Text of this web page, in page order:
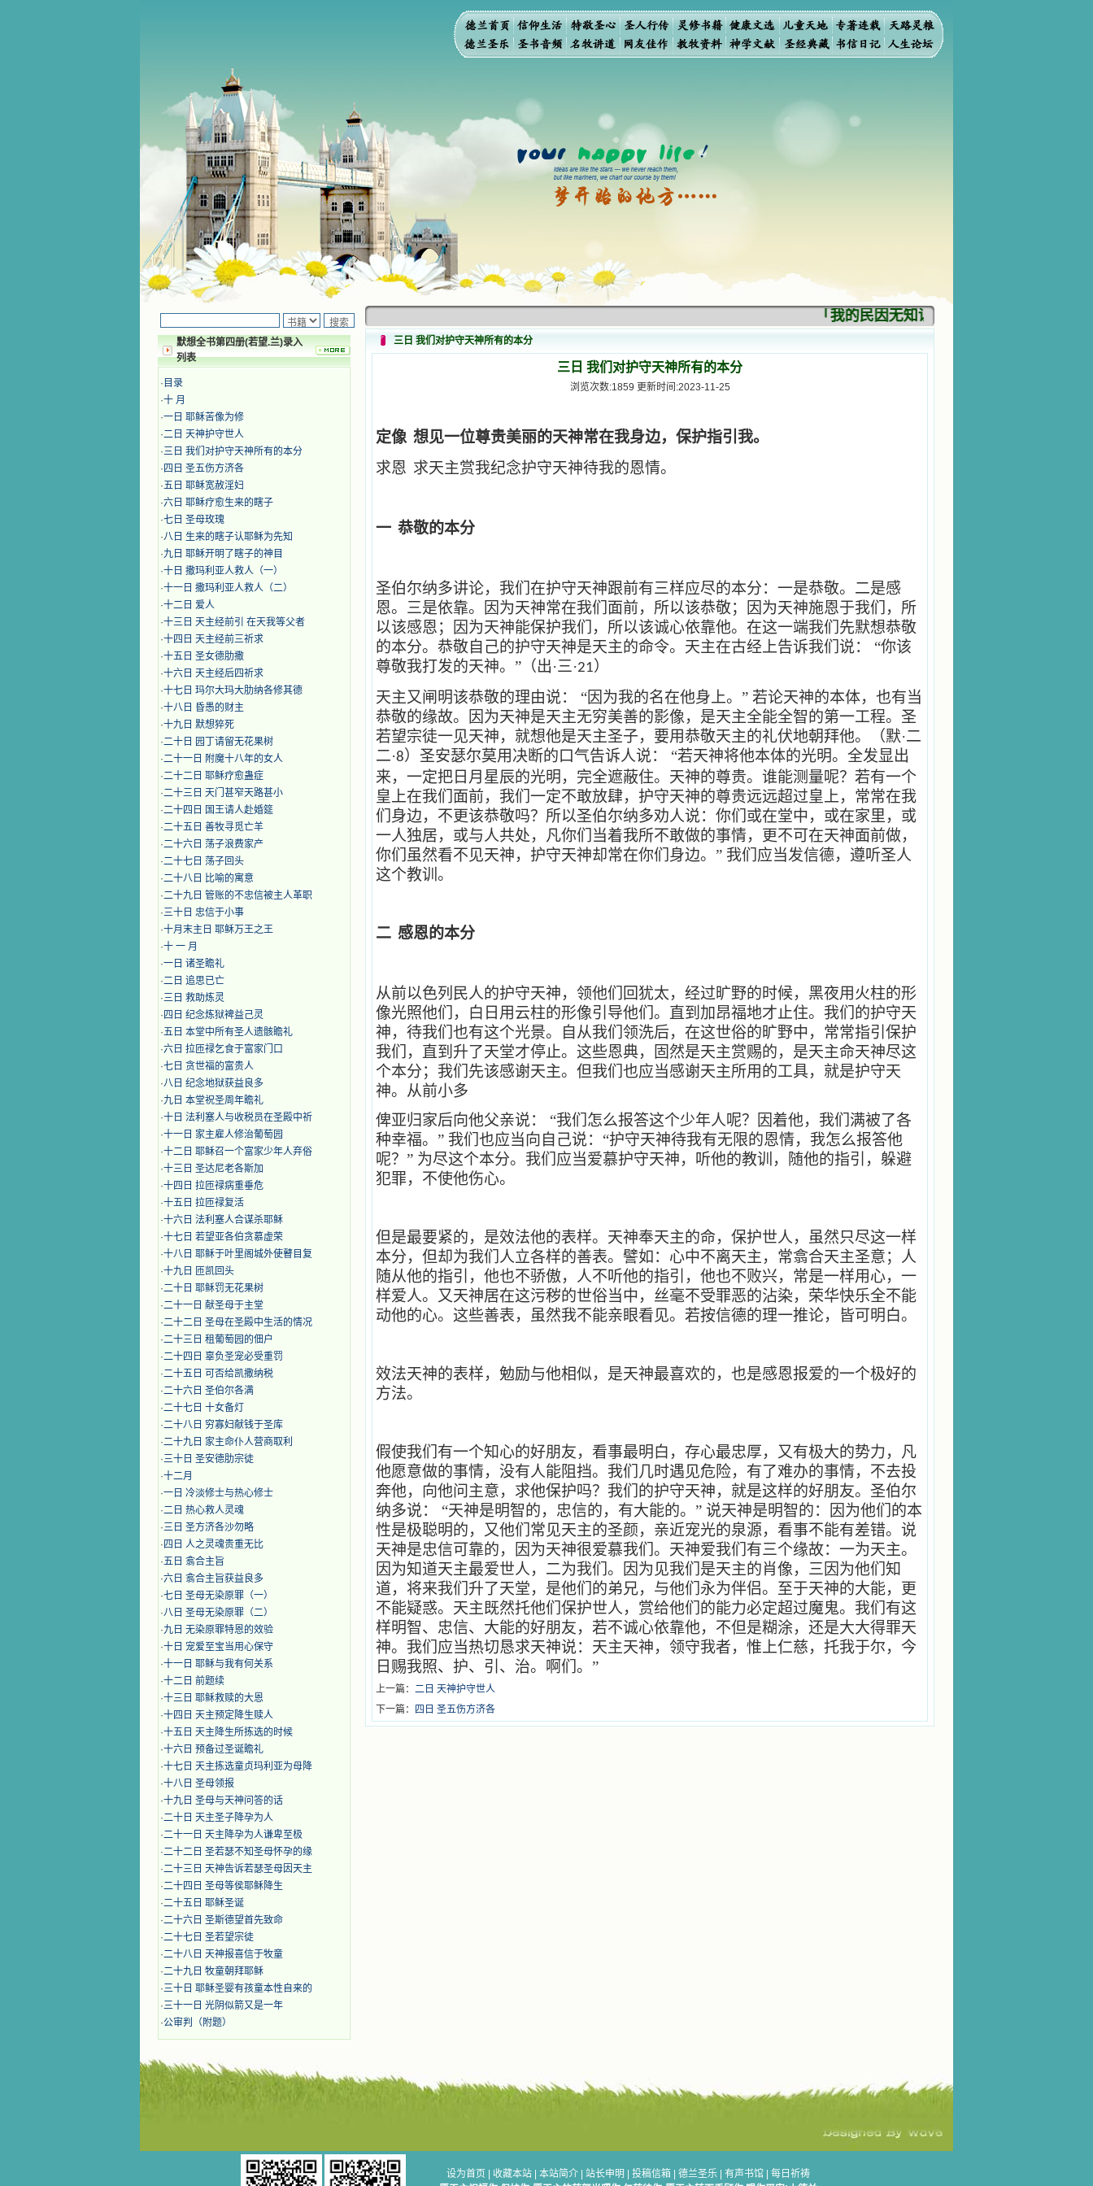
默想全书第四册(若望.兰)录入
列表
· 目录
·十 月
·​​一日 耶稣苦像为修
·二日 天神护守世人
·三日 我们对护守天神所有的本分
· 四日 圣五伤方济各
·五日 耶稣宽赦淫妇
·六日 耶稣疗愈生来的瞎子
·七日 圣母玫瑰
·八日 生来的瞎子认耶稣为先知
·九日 耶稣开明了瞎子的神目
·十日 撒玛利亚人救人（一）
·十一日 撒玛利亚人救人（二）
·十二日 爱人
·十三日 天主经前引 在天我等父者
·十四日 天主经前三祈求
·十五日 圣女德肋撒
·十六日 天主经后四祈求
·十七日 玛尔大玛大肋纳各修其德
·十八日 昏愚的财主
·十九日 默想猝死
·二十日 园丁请留无花果树
·二十一日 附魔十八年的女人
·二十二日 耶稣疗愈蛊症
·二十三日 天门甚窄天路甚小
·二十四日 国王请人赴婚筵
·二十五日 善牧寻觅亡羊
·二十六日 荡子浪费家产
·二十七日 荡子回头
·二十八日 比喻的寓意
·二十九日 管账的不忠信被主人革职
·三十日 忠信于小事
·十月末主日 耶稣万王之王
·十 一 月
·一日 诸圣瞻礼
·二日 追思已亡
·三日 救助炼灵
· 四日 纪念炼狱裨益己灵
·五日 本堂中所有圣人遗骸瞻礼
·六日 拉匝禄乞食于富家门口
·七日 贪世福的富贵人
·八日 纪念地狱获益良多
·九日 本堂祝圣周年瞻礼
·十日 法利塞人与收税员在圣殿中祈
·十一日 家主雇人修治葡萄园
·十二日 耶稣召一个富家少年人弃俗
·十三日 圣达尼老各斯加
·十四日 拉匝禄病重垂危
·十五日 拉匝禄复活
·十六日 法利塞人合谋杀耶稣
·十七日 若望亚各伯贪慕虚荣
·十八日 耶稣于叶里阁城外使瞽目复
·十九日 匝凯回头
·二十日 耶稣罚无花果树
·二十一日 献圣母于主堂
·二十二日 圣母在圣殿中生活的情况
·二十三日 租葡萄园的佃户
·二十四日 辜负圣宠必受重罚
·二十五日 可否给凯撒纳税
·二十六日 圣伯尔各满
·二十七日 十女备灯
·二十八日 穷寡妇献钱于圣库
·二十九日 家主命仆人营商取利
·三十日 圣安德肋宗徒
·十二月
·​一日 冷淡修士与热心修士
·二日 热心救人灵魂
·三日 圣方济各沙勿略
· 四日 人之灵魂贵重无比
·五日 翕合主旨
·六日 翕合主旨获益良多
·七日 圣母无染原罪（一）
·八日 圣母无染原罪（二）
·九日 无染原罪特恩的效验
·十日 宠爱至宝当用心保守
·十一日 耶稣与我有何关系
·十二日 前题续
·十三日 耶稣救赎的大恩
·十四日 天主预定降生赎人
·十五日 天主降生所拣选的时候
·十六日 预备过圣诞瞻礼
·十七日 天主拣选童贞玛利亚为母降
·十八日 圣母领报
·十九日 圣母与天神问答的话
·二十日 天主圣子降孕为人
·二十一日 天主降孕为人谦卑至极
·二十二日 圣若瑟不知圣母怀孕的缘
·二十三日 天神告诉若瑟圣母因天主
·二十四日 圣母等侯耶稣降生
·二十五日 耶稣圣诞
·二十六日 圣斯德望首先致命
·二十七日 圣若望宗徒
·二十八日 天神报喜信于牧童
·二十九日 牧童朝拜耶稣
·三十日 耶稣圣婴有孩童本性自来的
·三十一日 光阴似箭又是一年
·公审判（附题）
「我的民因无知识而灭亡。你弃掉知识，
三日 我们对护守天神所有的本分
三日 我们对护守天神所有的本分
浏览次数:1859 更新时间:2023-11-25
定像 想见一位尊贵美丽的天神常在我身边，保护指引我。
求恩 求天主赏我纪念护守天神待我的恩情。
一 恭敬的本分
圣伯尔纳多讲论，我们在护守天神跟前有三样应尽的本分：一是恭敬。二是感
恩。三是依靠。因为天神常在我们面前，所以该恭敬；因为天神施恩于我们，所
以该感恩；因为天神能保护我们，所以该诚心依靠他。在这一端我们先默想恭敬
的本分。恭敬自己的护守天神是天主的命令。天主在古经上告诉我们说：
“你该
尊敬我打发的天神。”（出·三·21）
天主又闸明该恭敬的理由说：
“因为我的名在他身上。” 若论天神的本体，也有当
恭敬的缘故。因为天神是天主无穷美善的影像，是天主全能全智的第一工程。圣
若望宗徒一见天神，就想他是天主圣子，要用恭敬天主的礼伏地朝拜他。（默·二
二·8）圣安瑟尔莫用决断的口气告诉人说：
“若天神将他本体的光明。全发显出
来，一定把日月星辰的光明，完全遮蔽住。天神的尊贵。谁能测量呢？若有一个
皇上在我们面前，我们一定不敢放肆，护守天神的尊贵远远超过皇上，常常在我
们身边，不更该恭敬吗？所以圣伯尔纳多劝人说：你们或在堂中，或在家里，或
一人独居，或与人共处，凡你们当着我所不敢做的事情，更不可在天神面前做，
你们虽然看不见天神，护守天神却常在你们身边。” 我们应当发信德，遵听圣人
这个教训。
二 感恩的本分
从前以色列民人的护守天神，领他们回犹太，经过旷野的时候，黑夜用火柱的形
像光照他们，白日用云柱的形像引导他们。直到加昂福地才止住。我们的护守天
神，待我们也有这个光景。自从我们领洗后，在这世俗的旷野中，常常指引保护
我们，直到升了天堂才停止。这些恩典，固然是天主赏赐的，是天主命天神尽这
个本分；我们先该感谢天主。但我们也应当感谢天主所用的工具，就是护守天
神。从前小多
俾亚归家后向他父亲说：
“我们怎么报答这个少年人呢？因着他，我们满被了各
种幸福。” 我们也应当向自己说：“护守天神待我有无限的恩情，我怎么报答他
呢？” 为尽这个本分。我们应当爱慕护守天神，听他的教训，随他的指引，躲避
犯罪，不使他伤心。
但是最要紧的，是效法他的表样。天神奉天主的命，保护世人，虽然只尽这一样
本分，但却为我们人立各样的善表。譬如：心中不离天主，常翕合天主圣意；人
随从他的指引，他也不骄傲，人不听他的指引，他也不败兴，常是一样用心，一
样爱人。又天神居在这污秽的世俗当中，丝毫不受罪恶的沾染，荣华快乐全不能
动他的心。这些善表，虽然我不能亲眼看见。若按信德的理一推论，皆可明白。
效法天神的表样，勉励与他相似，是天神最喜欢的，也是感恩报爱的一个极好的
方法。
假使我们有一个知心的好朋友，看事最明白，存心最忠厚，又有极大的势力，凡
他愿意做的事情，没有人能阻挡。我们几时遇见危险，有了难办的事情，不去投
奔他，向他问主意，求他保护吗？我们的护守天神，就是这样的好朋友。圣伯尔
纳多说：
“天神是明智的，忠信的，有大能的。” 说天神是明智的：因为他们的本
性是极聪明的，又他们常见天主的圣颜，亲近宠光的泉源，看事不能有差错。说
天神是忠信可靠的，因为天神很爱慕我们。天神爱我们有三个缘故：一为天主。
因为知道天主最爱世人，二为我们。因为见我们是天主的肖像，三因为他们知
道，将来我们升了天堂，是他们的弟兄，与他们永为伴侣。至于天神的大能，更
不能疑惑。天主既然托他们保护世人，赏给他们的能力必定超过魔鬼。我们有这
样明智、忠信、大能的好朋友，若不诚心依靠他，不但是糊涂，还是大大得罪天
神。我们应当热切恳求天神说：天主天神，领守我者，惟上仁慈，托我于尔，今
日赐我照、护、引、治。啊们。”
上一篇： 二日 天神护守世人
下一篇：
四日 圣五伤方济各
设为首页 收藏本站 本站简介 站长申明 投稿信箱 德兰圣乐 有声书馆
每日祈祷